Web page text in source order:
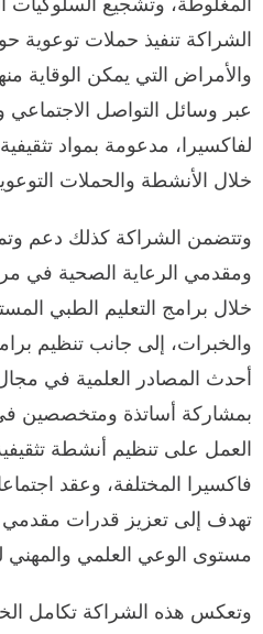
الشراكة تنفيذ حملات توعوية
والأمراض التي يمكن الوقاية
عبر وسائل التواصل الاجتماعي
لفاكسيرا، مدعومة بمواد
خلال الأنشطة والحملات
وتتضمن الشراكة كذلك دعم
ومقدمي الرعاية الصحية في
خلال برامج التعليم الطبي
والخبرات، إلى جانب تنظيم
أحدث المصادر العلمية في
بمشاركة أساتذة ومتخصصين
العمل على تنظيم أنشطة
فاكسيرا المختلفة، وعقد
تهدف إلى تعزيز قدرات مقدمي
مستوى الوعي العلمي والمهني
وتعكس هذه الشراكة تكامل